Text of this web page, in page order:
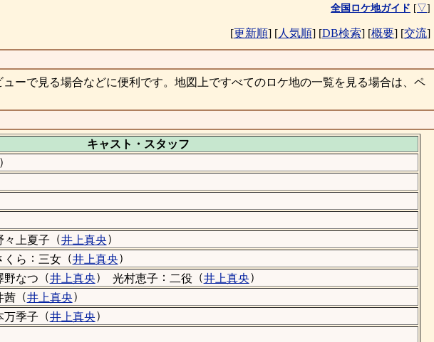
全国ロケ地ガイド [▽]
[更新順] [人気順] [DB検索] [概要] [交流]
ーで見る場合などに便利です。地図上ですべてのロケ地の一覧を見る場合は、ペ
キャスト・ スタッフ
）
々上夏子 （井上真央）
くら ： 三女（井上真央）
野なつ （井上真央） 光村恵子 ： 二役 （井上真央）
茜（井上真央）
万季子 （井上真央）